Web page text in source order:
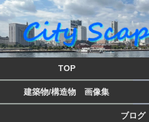
TOP
建築物/構造物 画像集
ブログ